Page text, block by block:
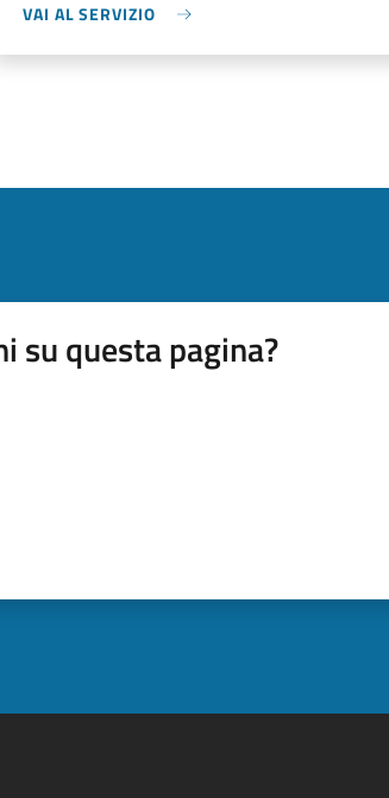
VAI AL SERVIZIO
su questa pagina?